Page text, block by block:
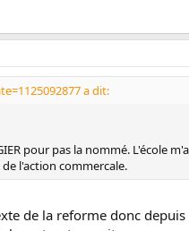
a dit:
pour pas la nommé. L'école
de l'action commercale.
de la reforme donc